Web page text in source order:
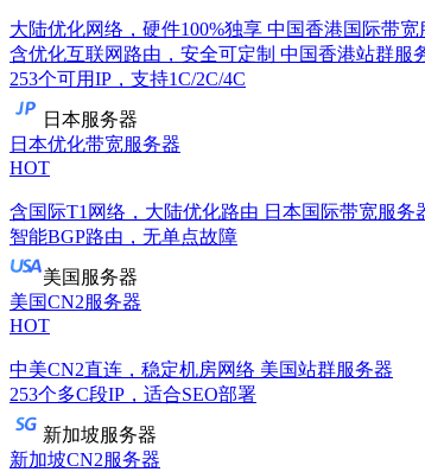
大陆优化网络，硬件100%独享 中国香港国际带宽
含优化互联网路由，安全可定制 中国香港站群服
253个可用IP，支持1C/2C/4C
日本服务器
日本优化带宽服务器
HOT
含国际T1网络，大陆优化路由 日本国际带宽服务
智能BGP路由，无单点故障
美国服务器
美国CN2服务器
HOT
中美CN2直连，稳定机房网络 美国站群服务器
253个多C段IP，适合SEO部署
新加坡服务器
新加坡CN2服务器